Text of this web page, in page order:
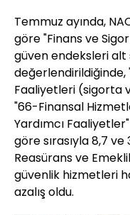
Temmuz ayında,
göre "Finans ve
güven endeksleri
Faaliyetleri (sigorta
"66-Finansal
Yardımcı
göre sırasıyla 8,7
Reasürans ve
güvenlik hizmetleri
azalış oldu.